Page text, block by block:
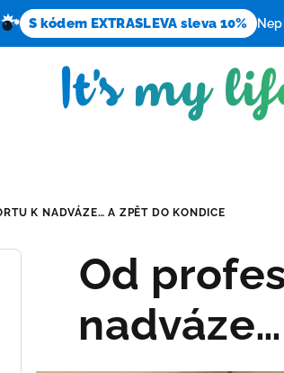
S kódem EXTRASLEVA sleva 10%
K NADVÁZE… A ZPĚT DO KONDICE
Od